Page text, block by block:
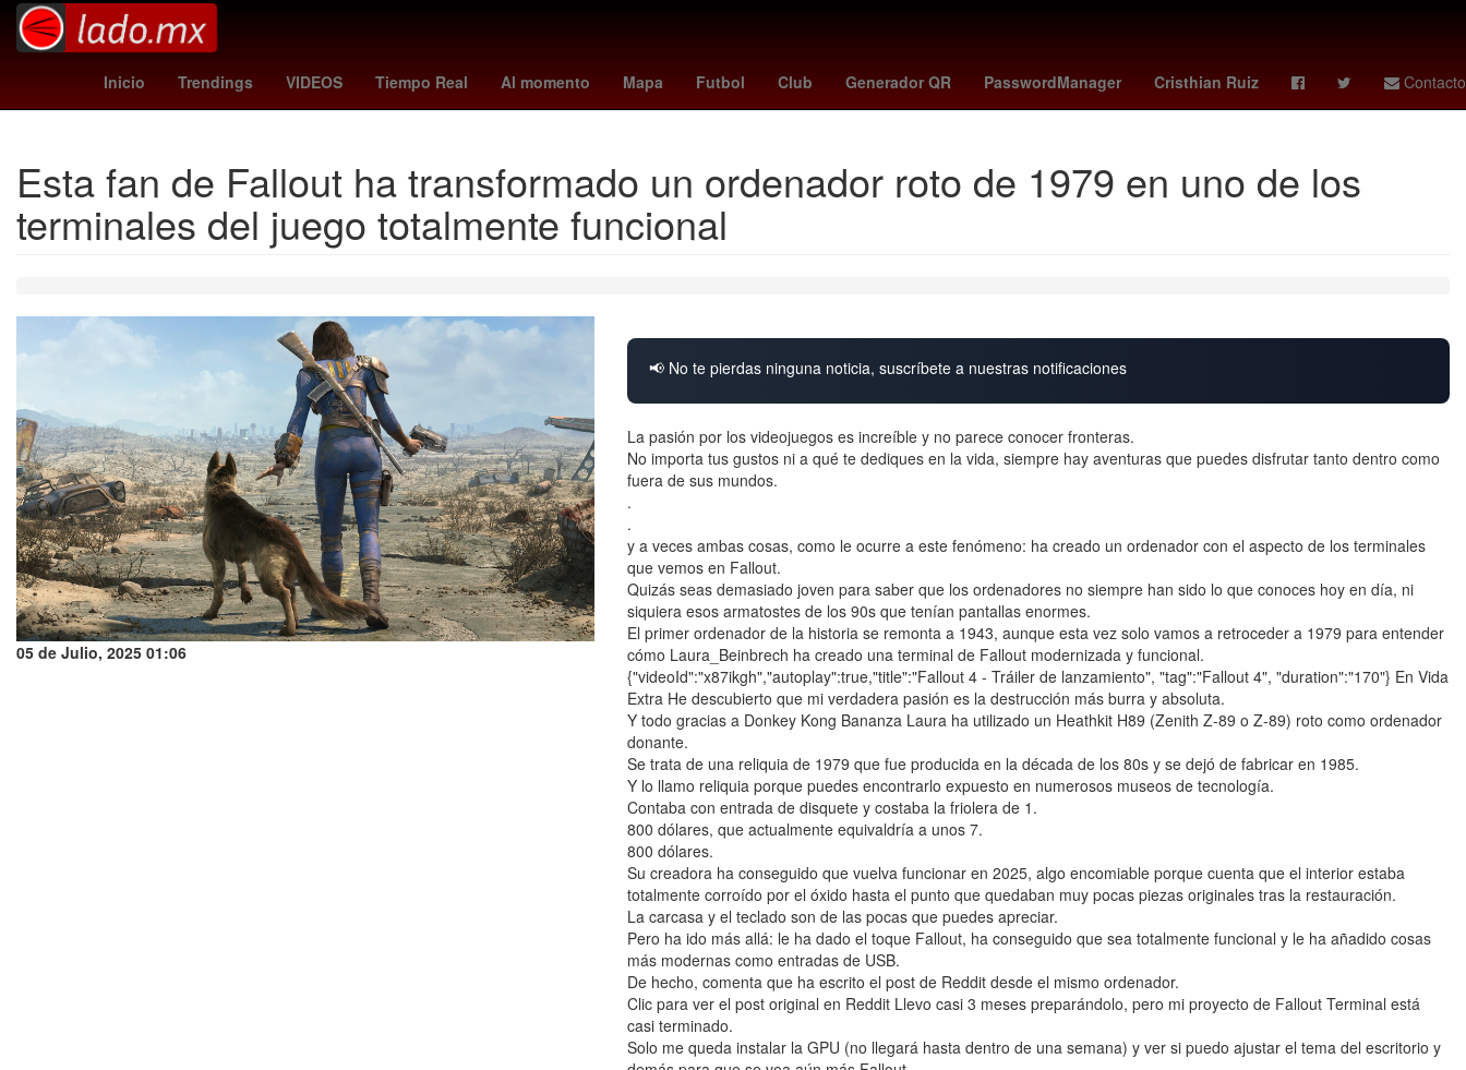
Inicio Trendings VIDEOS Tiempo Real Al momento Mapa Futbol Club Generador QR PasswordManager Cristhian Ruiz Contacto
Gobierno Argentina Morena 2024 Derecho Aguascalientes Senador Nueva York G7 paises 27 de marzo
Esta fan de Fallout ha transformado un ordenador roto de 1979 en uno de los
terminales del juego totalmente funcional
05 de Julio, 2025 01:06
📢 No te pierdas ninguna noticia, suscríbete a nuestras notificaciones
La pasión por los videojuegos es increíble y no parece conocer fronteras.
No importa tus gustos ni a qué te dediques en la vida, siempre hay aventuras que puedes disfrutar tanto dentro como
fuera de sus mundos.
.
.
y a veces ambas cosas, como le ocurre a este fenómeno: ha creado un ordenador con el aspecto de los terminales
que vemos en Fallout.
Quizás seas demasiado joven para saber que los ordenadores no siempre han sido lo que conoces hoy en día, ni
siquiera esos armatostes de los 90s que tenían pantallas enormes.
El primer ordenador de la historia se remonta a 1943, aunque esta vez solo vamos a retroceder a 1979 para entender
cómo Laura_Beinbrech ha creado una terminal de Fallout modernizada y funcional.
{"videoId":"x87ikgh","autoplay":true,"title":"Fallout 4 - Tráiler de lanzamiento", "tag":"Fallout 4", "duration":"170"} En Vida
Extra He descubierto que mi verdadera pasión es la destrucción más burra y absoluta.
Y todo gracias a Donkey Kong Bananza Laura ha utilizado un Heathkit H89 (Zenith Z-89 o Z-89) roto como ordenador
donante.
Se trata de una reliquia de 1979 que fue producida en la década de los 80s y se dejó de fabricar en 1985.
Y lo llamo reliquia porque puedes encontrarlo expuesto en numerosos museos de tecnología.
Contaba con entrada de disquete y costaba la friolera de 1.
800 dólares, que actualmente equivaldría a unos 7.
800 dólares.
Su creadora ha conseguido que vuelva funcionar en 2025, algo encomiable porque cuenta que el interior estaba
totalmente corroído por el óxido hasta el punto que quedaban muy pocas piezas originales tras la restauración.
La carcasa y el teclado son de las pocas que puedes apreciar.
Pero ha ido más allá: le ha dado el toque Fallout, ha conseguido que sea totalmente funcional y le ha añadido cosas
más modernas como entradas de USB.
De hecho, comenta que ha escrito el post de Reddit desde el mismo ordenador.
Clic para ver el post original en Reddit Llevo casi 3 meses preparándolo, pero mi proyecto de Fallout Terminal está
casi terminado.
Solo me queda instalar la GPU (no llegará hasta dentro de una semana) y ver si puedo ajustar el tema del escritorio y